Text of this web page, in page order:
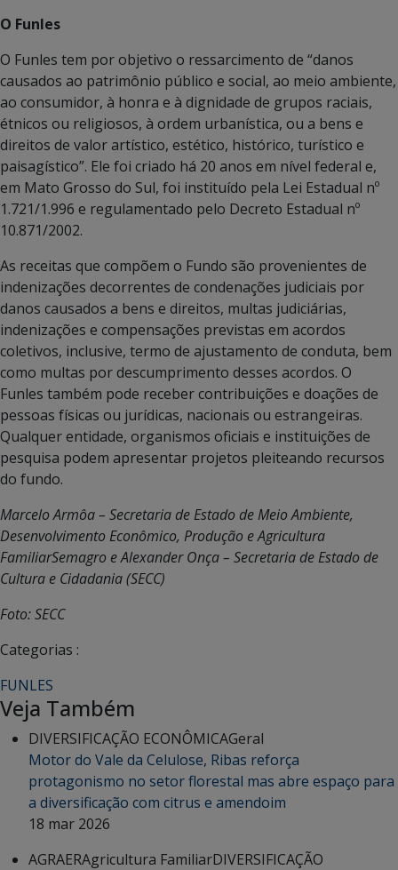
O Funles
O Funles tem por objetivo o ressarcimento de “danos
causados ao patrimônio público e social, ao meio ambiente,
ao consumidor, à honra e à dignidade de grupos raciais,
étnicos ou religiosos, à ordem urbanística, ou a bens e
direitos de valor artístico, estético, histórico, turístico e
paisagístico”. Ele foi criado há 20 anos em nível federal e,
em Mato Grosso do Sul, foi instituído pela Lei Estadual nº
1.721/1.996 e regulamentado pelo Decreto Estadual nº
10.871/2002.
As receitas que compõem o Fundo são provenientes de
indenizações decorrentes de condenações judiciais por
danos causados a bens e direitos, multas judiciárias,
indenizações e compensações previstas em acordos
coletivos, inclusive, termo de ajustamento de conduta, bem
como multas por descumprimento desses acordos. O
Funles também pode receber contribuições e doações de
pessoas físicas ou jurídicas, nacionais ou estrangeiras.
Qualquer entidade, organismos oficiais e instituições de
pesquisa podem apresentar projetos pleiteando recursos
do fundo.
Marcelo Armôa – Secretaria de Estado de Meio Ambiente,
Desenvolvimento Econômico, Produção e Agricultura
FamiliarSemagro e Alexander Onça – Secretaria de Estado de
Cultura e Cidadania (SECC)
Foto: SECC
Categorias :
FUNLES
Veja Também
DIVERSIFICAÇÃO ECONÔMICAGeral
Motor do Vale da Celulose, Ribas reforça
protagonismo no setor florestal mas abre espaço para
a diversificação com citrus e amendoim
18 mar 2026
AGRAERAgricultura FamiliarDIVERSIFICAÇÃO